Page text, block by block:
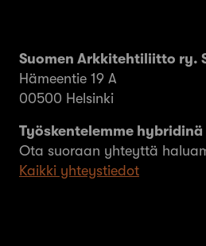
Suomen Arkkitehtiliitto ry.
Hämeentie 19 A
00500 Helsinki
Työskentelemme hybridinä
Ota suoraan yhteyttä
Kaikki yhteystiedot